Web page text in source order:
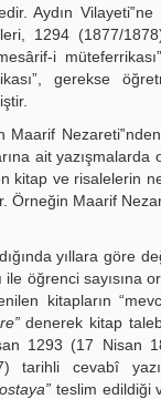
Aydın
1294 (1877/
i
gerekse
Maarif
ait
kitap ve risalelerin
Örneğin Maarif
yıllara göre
öğrenci sayısına
kitapların
denerek kitap
1293 (17 Nisan
tarihli cevabî
teslim edildiği